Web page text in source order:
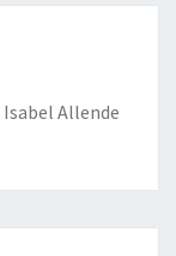
Isabel Allende